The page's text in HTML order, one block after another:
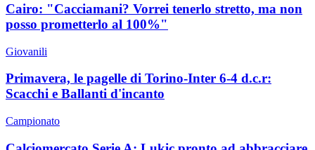
Cairo: "Cacciamani? Vorrei tenerlo stretto, ma non
posso prometterlo al 100%"
Giovanili
Primavera, le pagelle di Torino-Inter 6-4 d.c.r:
Scacchi e Ballanti d'incanto
Campionato